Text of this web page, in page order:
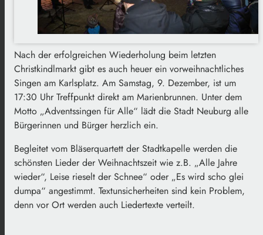
Nach der erfolgreichen Wiederholung beim letzten
Christkindlmarkt gibt es auch heuer ein vorweihnachtliches
Singen am Karlsplatz. Am Samstag, 9. Dezember, ist um
17:30 Uhr Treffpunkt direkt am Marienbrunnen. Unter dem
Motto „Adventssingen für Alle“ lädt die Stadt Neuburg alle
Bürgerinnen und Bürger herzlich ein.
Begleitet vom Bläserquartett der Stadtkapelle werden die
schönsten Lieder der Weihnachtszeit wie z.B. „Alle Jahre
wieder“, Leise rieselt der Schnee“ oder „Es wird scho glei
dumpa“ angestimmt. Textunsicherheiten sind kein Problem,
denn vor Ort werden auch Liedertexte verteilt.